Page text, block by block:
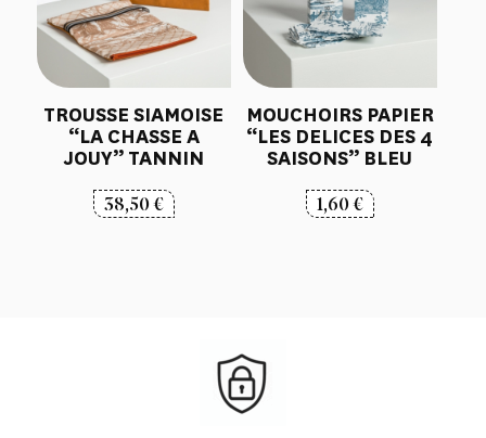
TROUSSE SIAMOISE
“LA CHASSE A
JOUY” TANNIN
38,50€
MOUCHOIRS PAPIER
“LES DELICES DES 4
SAISONS” BLEU
1,60€